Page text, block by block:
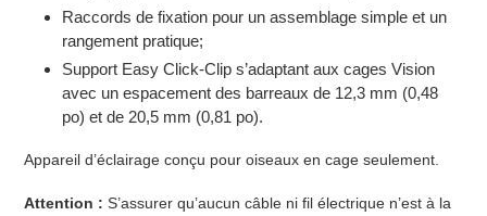
Raccords de fixation pour un assemblage simple et un
rangement pratique;
Support Easy Click-Clip s’adaptant aux cages Vision
avec un espacement des barreaux de 12,3 mm (0,48
po) et de 20,5 mm (0,81 po).
Appareil d’éclairage conçu pour oiseaux en cage seulement.
Attention : S’assurer qu’aucun câble ni fil électrique n’est à la